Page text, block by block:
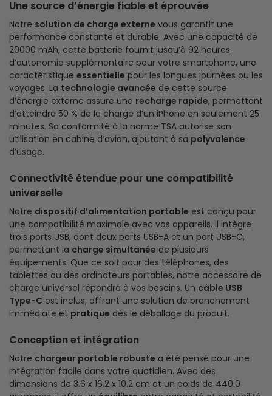
Une source d’énergie fiable et éprouvée
Notre solution de charge externe vous garantit une
performance constante et durable. Avec une capacité de
20000 mAh, cette batterie fournit jusqu’à 92 heures
d’autonomie supplémentaire pour votre smartphone, une
caractéristique essentielle pour les longues journées ou les
voyages. La technologie avancée de cette source
d’énergie externe assure une recharge rapide, permettant
d’atteindre 50 % de la charge d’un iPhone en seulement 25
minutes. Sa conformité à la norme TSA autorise son
utilisation en cabine d’avion, ajoutant à sa polyvalence
d’usage.
Connectivité étendue pour une compatibilité
universelle
Notre dispositif d’alimentation portable est conçu pour
une compatibilité maximale avec vos appareils. Il intègre
trois ports USB, dont deux ports USB-A et un port USB-C,
permettant la charge simultanée de plusieurs
équipements. Que ce soit pour des téléphones, des
tablettes ou des ordinateurs portables, notre accessoire de
charge universel répondra à vos besoins. Un câble USB
Type-C est inclus, offrant une solution de branchement
immédiate et pratique dès le déballage du produit.
Conception et intégration
Notre chargeur portable robuste a été pensé pour une
intégration facile dans votre quotidien. Avec des
dimensions de 3.6 x 16.2 x 10.2 cm et un poids de 440.0